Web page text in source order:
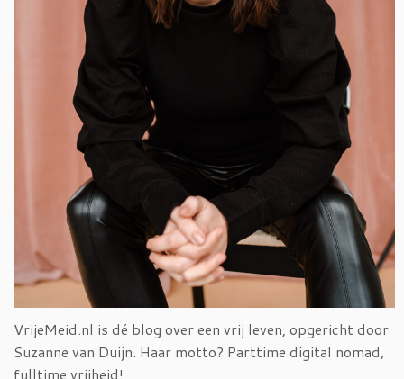
VrijeMeid.nl is dé blog over een vrij leven, opgericht door
Suzanne van Duijn. Haar motto? Parttime digital nomad,
fulltime vrijheid!